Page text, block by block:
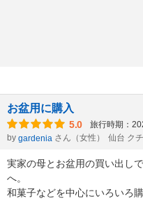
お盆用に購入
5.0 旅行時期：
by gardenia さん（女性） 仙台 ク
実家の母とお盆用の買い出し
へ。
和菓子などを中心にいろいろ